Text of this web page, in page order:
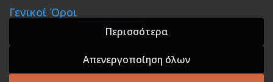
Κεντρική Βιβλία
Roleplaying Games Ψυχαγωγία Εκδόσεις Βάρδος
Σε Προσφορά
A theme by GradientThemes - A theme by Gradient
Themes
Γενικοί Όροι
Περισσότερα
Απενεργοποίηση όλων